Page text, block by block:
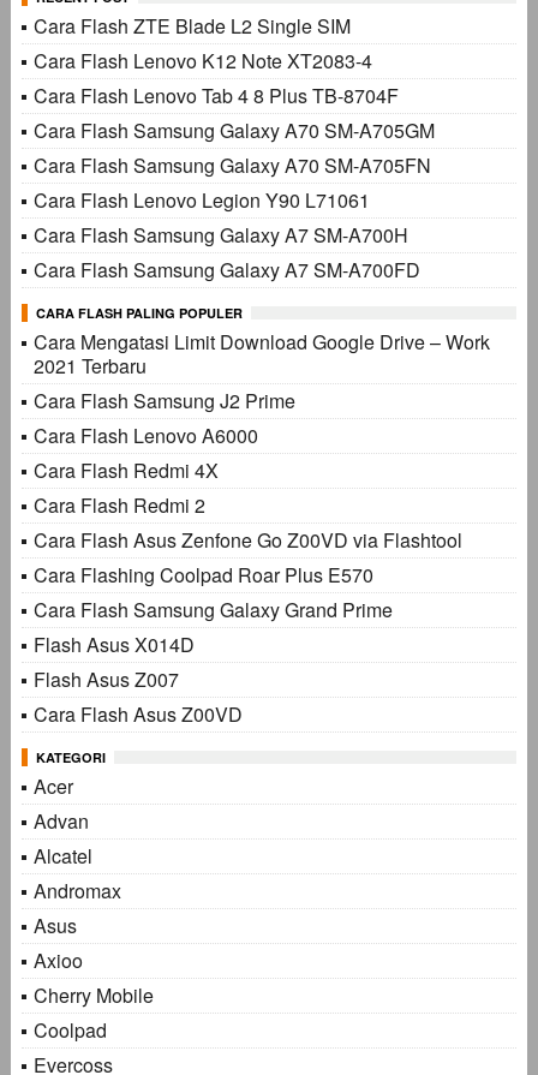
Cara Flash ZTE Blade L2 Single SIM
Cara Flash Lenovo K12 Note XT2083-4
Cara Flash Lenovo Tab 4 8 Plus TB-8704F
Cara Flash Samsung Galaxy A70 SM-A705GM
Cara Flash Samsung Galaxy A70 SM-A705FN
Cara Flash Lenovo Legion Y90 L71061
Cara Flash Samsung Galaxy A7 SM-A700H
Cara Flash Samsung Galaxy A7 SM-A700FD
CARA FLASH PALING POPULER
Cara Mengatasi Limit Download Google Drive – Work
2021 Terbaru
Cara Flash Samsung J2 Prime
Cara Flash Lenovo A6000
Cara Flash Redmi 4X
Cara Flash Redmi 2
Cara Flash Asus Zenfone Go Z00VD via Flashtool
Cara Flashing Coolpad Roar Plus E570
Cara Flash Samsung Galaxy Grand Prime
Flash Asus X014D
Flash Asus Z007
Cara Flash Asus Z00VD
KATEGORI
Acer
Advan
Alcatel
Andromax
Asus
Axioo
Cherry Mobile
Coolpad
Evercoss